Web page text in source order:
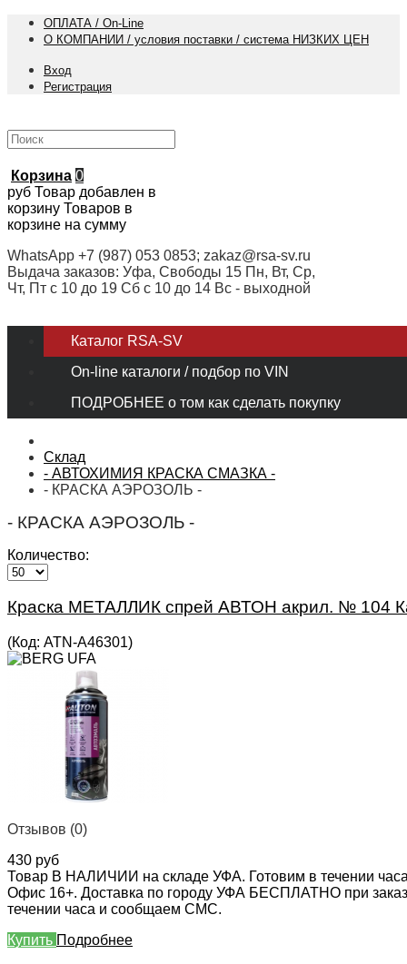
ОПЛАТА / On-Line
О КОМПАНИИ / условия поставки / система НИЗКИХ ЦЕН
Вход
Регистрация
Корзина 0
руб Товар добавлен в
корзину Товаров в
корзине на сумму
WhatsApp +7 (987) 053 0853; zakaz@rsa-sv.ru
Выдача заказов: Уфа, Свободы 15 Пн, Вт, Ср,
Чт, Пт с 10 до 19 Сб с 10 до 14 Вс - выходной
Каталог RSA-SV
On-line каталоги / подбор по VIN
ПОДРОБНЕЕ о том как сделать покупку
Склад
- АВТОХИМИЯ КРАСКА СМАЗКА -
- КРАСКА АЭРОЗОЛЬ -
- КРАСКА АЭРОЗОЛЬ -
Количество:
Краска МЕТАЛЛИК спрей АВТОН акрил. № 104
(Код: ATN-A46301)
Отзывов (0)
430 руб
Товар В НАЛИЧИИ на складе УФА. Готовим в течении
Офис 16+. Доставка по городу УФА БЕСПЛАТНО при
течении часа и сообщаем СМС.
Купить Подробнее